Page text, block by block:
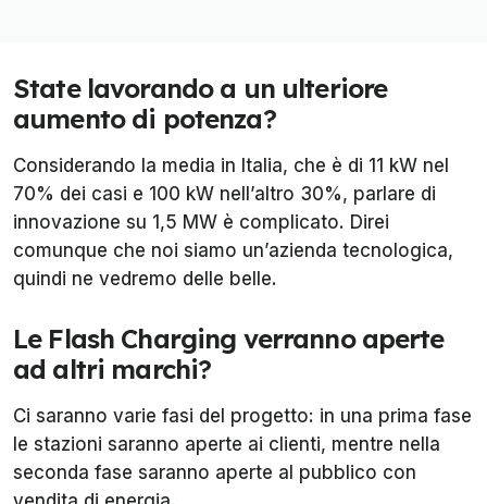
State lavorando a un ulteriore
aumento di potenza?
Considerando la media in Italia, che è di 11 kW nel
70% dei casi e 100 kW nell’altro 30%, parlare di
innovazione su 1,5 MW è complicato. Direi
comunque che noi siamo un’azienda tecnologica,
quindi ne vedremo delle belle.
Le Flash Charging verranno aperte
ad altri marchi?
Ci saranno varie fasi del progetto: in una prima fase
le stazioni saranno aperte ai clienti, mentre nella
seconda fase saranno aperte al pubblico con